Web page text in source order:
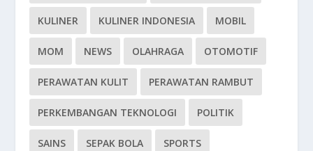
KULINER KULINER INDONESIA MOBIL
MOM NEWS OLAHRAGA OTOMOTIF
PERAWATAN KULIT PERAWATAN RAMBUT
PERKEMBANGAN TEKNOLOGI POLITIK
SAINS SEPAK BOLA SPORTS